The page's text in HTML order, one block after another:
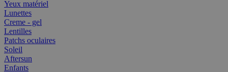
Yeux matériel
Lunettes
Creme - gel
Lentilles
Patchs oculaires
Soleil
Aftersun
Enfants